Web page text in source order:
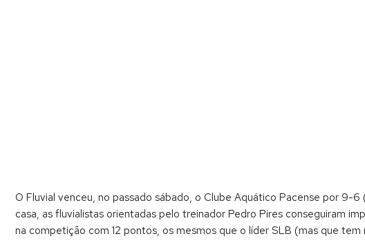
O Fluvial venceu, no passado sábado, o Clube Aquático Pacense por 9-6
casa, as fluvialistas orientadas pelo treinador Pedro Pires conseguiram
na competição com 12 pontos, os mesmos que o líder SLB (mas que